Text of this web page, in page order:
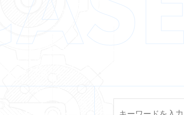
CASE
STUDY
事例紹介一覧はこち